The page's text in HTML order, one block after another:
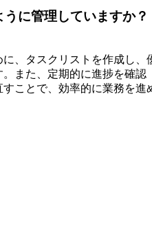
に管理していますか？
、タスクリストを作成し、
また、定期的に進捗を確認
ことで、効率的に業務を進